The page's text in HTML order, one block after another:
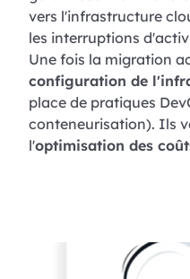
vers l'infrastructure
les interruptions
Une fois la migration
configuration de
place de pratiques
conteneurisation). Ils
l'optimisation des